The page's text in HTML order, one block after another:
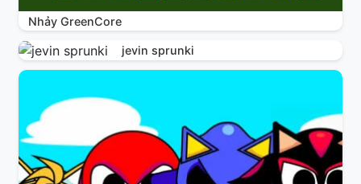
Nhảy GreenCore
jevin sprunki